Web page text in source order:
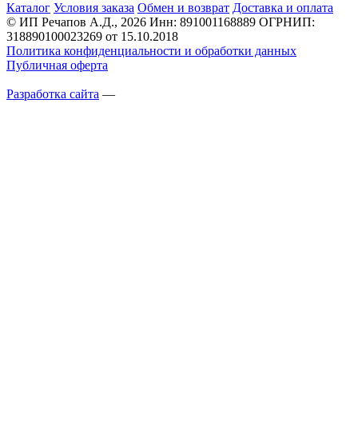
Каталог Условия заказа Обмен и возврат Доставка и оплата
© ИП Речапов А.Д., 2026 Инн: 891001168889 ОГРНИП:
318890100023269 от 15.10.2018
Политика конфиденциальности и обработки данных
Публичная оферта
Разработка сайта —